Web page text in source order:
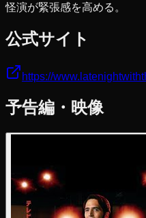
怪演が緊張感を高める。
公式サイト
https://
予告編・映像